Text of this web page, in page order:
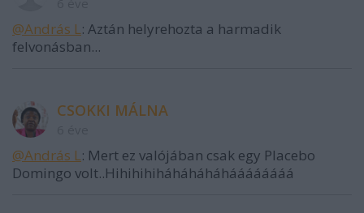
@András L: Aztán helyrehozta a harmadik
felvonásban...
CSOKKI MÁLNA
@András L: Mert ez valójában csak egy Placebo
Domingo volt..Hihihihiháháháháháááááááá